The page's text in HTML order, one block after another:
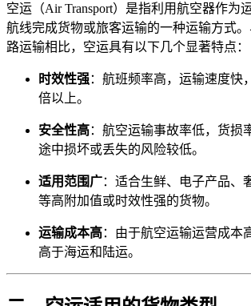
空运（Air Transport）是指利用航空器作为
航线完成货物或旅客运输的一种运输方式
路运输相比，空运具有以下几个显著特点：
时效性强：航班频率高，运输速度快
倍以上。
安全性高：航空运输事故率低，货损
途中损坏或丢失的风险较低。
适用范围广：适合生鲜、电子产品、
等高附加值或时效性强的货物。
运输成本高：由于航空运输运营成本
高于海运和陆运。